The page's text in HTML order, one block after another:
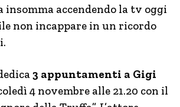
insomma accendendo la tv oggi
non incappare in un ricordo
3 appuntamenti a Gigi
4 novembre alle 21.20 con il